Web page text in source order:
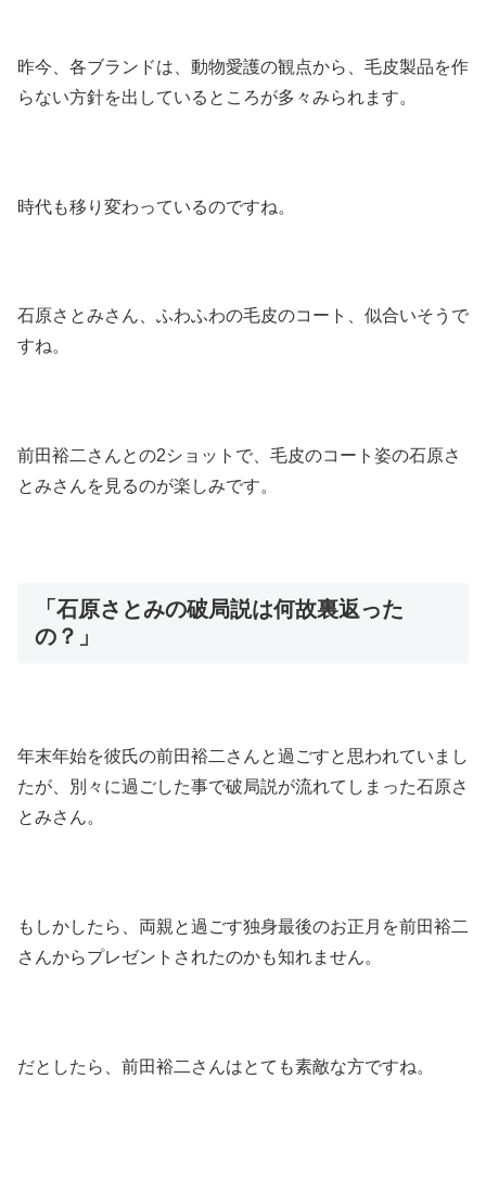
昨今、各ブランドは、動物愛護の観点から、毛皮製品を作
らない方針を出しているところが多々みられます。
時代も移り変わっているのですね。
石原さとみさん、ふわふわの毛皮のコート、似合いそうで
すね。
前田裕二さんとの2ショットで、毛皮のコート姿の石原さ
とみさんを見るのが楽しみです。
「石原さとみの破局説は何故裏返った
の？」
年末年始を彼氏の前田裕二さんと過ごすと思われていまし
たが、別々に過ごした事で破局説が流れてしまった石原さ
とみさん。
もしかしたら、両親と過ごす独身最後のお正月を前田裕二
さんからプレゼントされたのかも知れません。
だとしたら、前田裕二さんはとても素敵な方ですね。